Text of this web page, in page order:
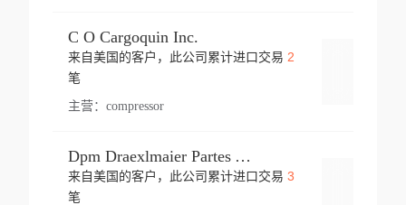
C O Cargoquin Inc.
来自美国的客户，此公司累计进口交易 2
笔
主营： compressor
Dpm Draexlmaier Partes Automotrices Corr Ind Huejotzingo
来自美国的客户，此公司累计进口交易 3
笔